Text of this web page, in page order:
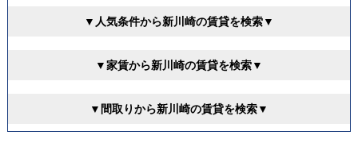
▼人気条件から新川崎の賃貸を検索▼
▼家賃から新川崎の賃貸を検索▼
▼間取りから新川崎の賃貸を検索▼